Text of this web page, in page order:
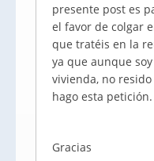
presente post es
el favor de colgar
que tratéis en la
ya que aunque
vivienda, no
hago esta petición.
Gracias